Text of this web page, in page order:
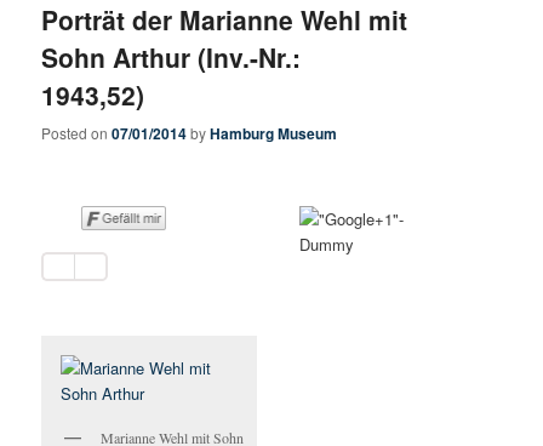
Porträt der Marianne Wehl mit
Sohn Arthur (Inv.-Nr.:
1943,52)
Posted on07/01/2014byHamburg Museum
Marianne Wehl mit Sohn